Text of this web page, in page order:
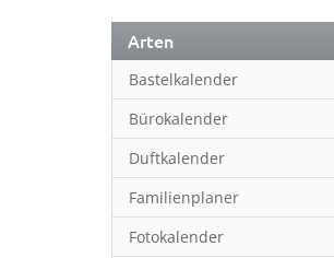
Arten
Bastelkalender
Bürokalender
Duftkalender
Familienplaner
Fotokalender